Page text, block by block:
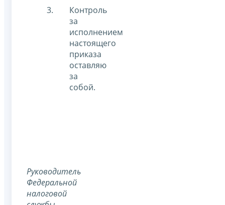
Контроль
за
исполнением
настоящего
приказа
оставляю
за
собой.
Руководитель
Федеральной
налоговой